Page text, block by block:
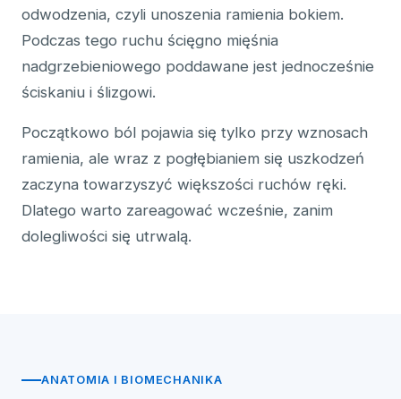
odwodzenia, czyli unoszenia ramienia bokiem.
Podczas tego ruchu ścięgno mięśnia
nadgrzebieniowego poddawane jest jednocześnie
ściskaniu i ślizgowi.
Początkowo ból pojawia się tylko przy wznosach
ramienia, ale wraz z pogłębianiem się uszkodzeń
zaczyna towarzyszyć większości ruchów ręki.
Dlatego warto zareagować wcześnie, zanim
dolegliwości się utrwalą.
ANATOMIA I BIOMECHANIKA